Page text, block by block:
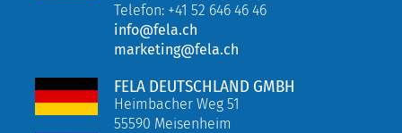
Telefon: +41 52 646 46 46
info@fela.ch
marketing@fela.ch
FELA DEUTSCHLAND GMBH
Heimbacher Weg 51
55590 Meisenheim